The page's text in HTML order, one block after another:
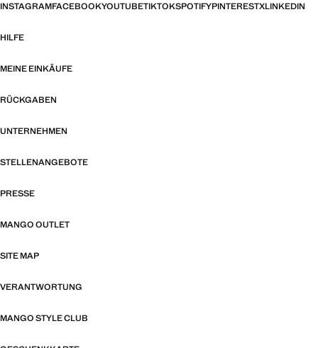
INSTAGRAMFACEBOOKYOUTUBETIKTOKSPOTIFYPINTERESTXLINKEDIN
HILFE
MEINE EINKÄUFE
RÜCKGABEN
UNTERNEHMEN
STELLENANGEBOTE
PRESSE
MANGO OUTLET
SITE MAP
VERANTWORTUNG
MANGO STYLE CLUB